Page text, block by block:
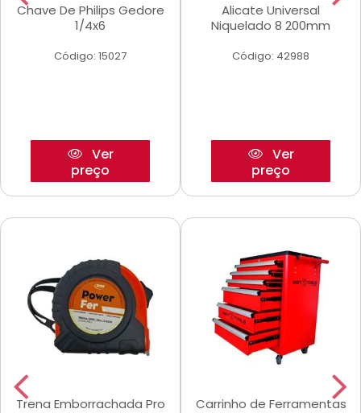
Chave De Philips Gedore
1/4x6
Código: 15027
Ver
preço
Alicate Universal
Niquelado 8 200mm
Código: 42988
Ver
preço
Trena Emborrachada Pro
Carrinho de Ferramentas